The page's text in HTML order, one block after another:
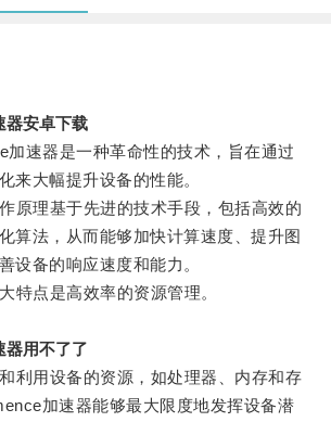
器安卓下载
速器是一种革命性的技术，旨在通过
来大幅提升设备的性能。
理基于先进的技术手段，包括高效的
算法，从而能够加快计算速度、提升图
设备的响应速度和能力。
点是高效率的资源管理。
用不了了
用设备的资源，如处理器、内存和存
加速器能够最大限度地发挥设备潜